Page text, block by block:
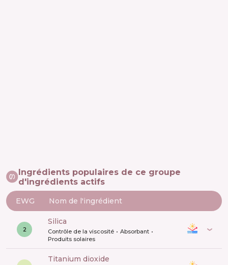
Ingrédients populaires de ce groupe
d'ingrédients actifs
EWG Nom de l'ingrédient
2
silica
Contrôle de la viscosité
Absorbant
Produits solaires
titanium dioxide